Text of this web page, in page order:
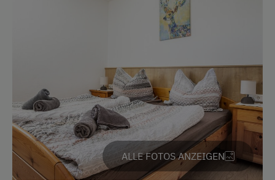
Hofeigene Produkte
Obstgarten
Schnapsbrennerei
Kinder-Ausstattung
ALLE FOTOS ANZEIGEN